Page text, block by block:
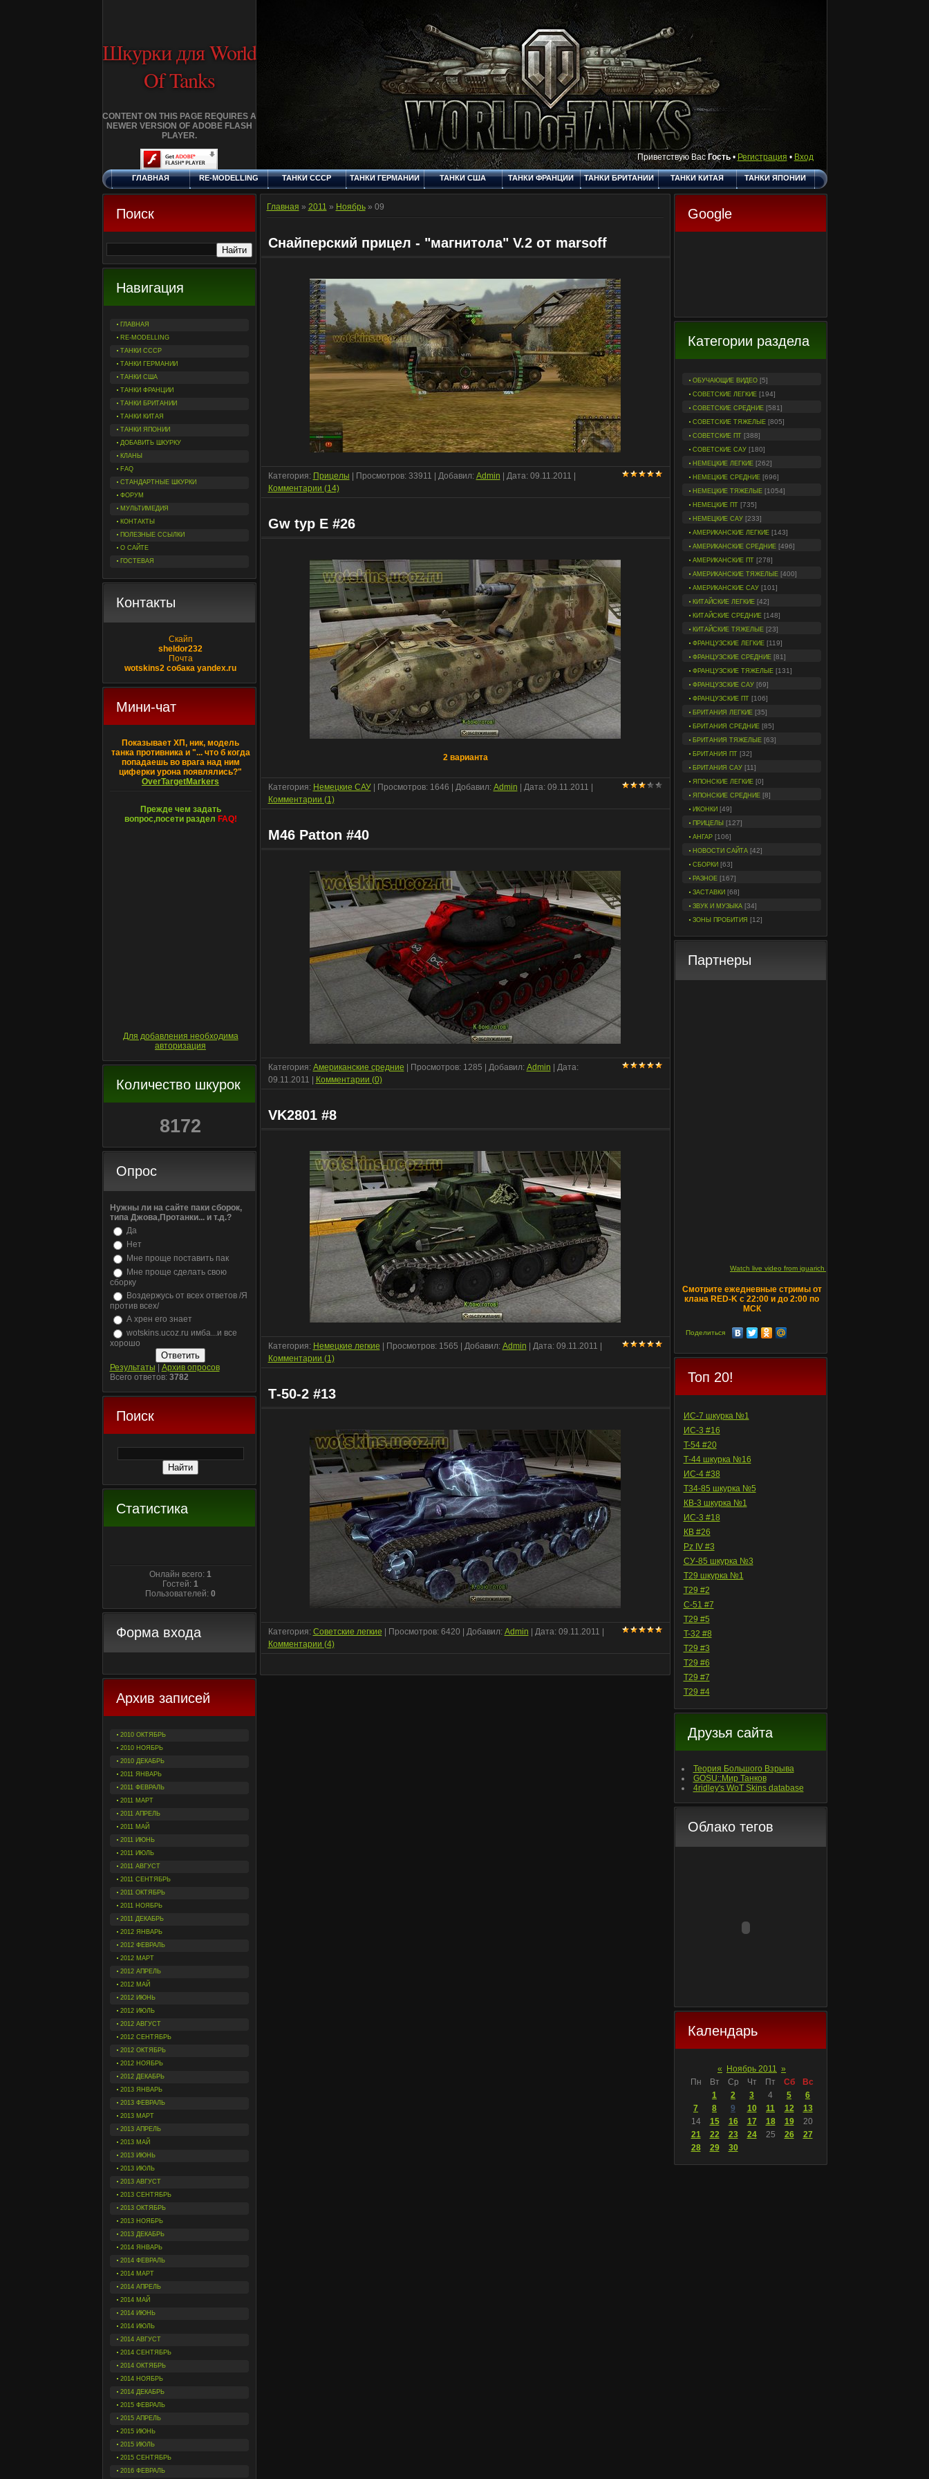
Шкурки для World
Of Tanks
CONTENT ON THIS PAGE REQUIRES A
NEWER VERSION OF ADOBE FLASH
PLAYER.
СУББОТА, 8.8.2026
Приветствую Вас Гость•Регистрация • Вход
ГЛАВНАЯ RE-MODELLING ТАНКИ СССР ТАНКИ ГЕРМАНИИ ТАНКИ США ТАНКИ ФРАНЦИИ ТАНКИ БРИТАНИИ ТАНКИ КИТАЯ ТАНКИ ЯПОНИИ
ДОБАВИТЬ
КЛАНЫ FAQ
СТАНДАРТНЫЕ
ШКУРКИ
ФОРУМ МУЛЬТИМЕДИЯ КОНТАКТЫ
ПОЛЕЗНЫЕ
О САЙТЕ
Поиск
Навигация
ГЛАВНАЯ
RE-MODELLING
ТАНКИ СССР
ТАНКИ ГЕРМАНИИ
ТАНКИ США
ТАНКИ ФРАНЦИИ
ТАНКИ БРИТАНИИ
ТАНКИ КИТАЯ
ТАНКИ ЯПОНИИ
ДОБАВИТЬ ШКУРКУ
КЛАНЫ
FAQ
СТАНДАРТНЫЕ ШКУРКИ
ФОРУМ
МУЛЬТИМЕДИЯ
КОНТАКТЫ
ПОЛЕЗНЫЕ ССЫЛКИ
О САЙТЕ
ГОСТЕВАЯ
Контакты
Скайп
sheldor232
Почта
wotskins2 собака yandex.ru
Мини-чат
Показывает ХП, ник, модель
танка противника и "... что б когда
попадаешь во врага над ним
циферки урона появлялись?"
OverTargetMarkers
Прежде чем задать
вопрос,посети раздел FAQ!
Для добавления необходима
авторизация
Количество шкурок
8172
Опрос
Нужны ли на сайте паки сборок,
типа Джова,Протанки... и т.д.?
Да
Нет
Мне проще поставить пак
Мне проще сделать свою
сборку
Воздержусь от всех ответов /Я
против всех/
А хрен его знает
wotskins.ucoz.ru имба...и все
хорошо
Результаты
Архив опросов
Всего ответов: 3782
Поиск
Статистика
Онлайн всего: 1
Гостей: 1
Пользователей: 0
Форма входа
Архив записей
2010 ОКТЯБРЬ
2010 НОЯБРЬ
2010 ДЕКАБРЬ
2011 ЯНВАРЬ
2011 ФЕВРАЛЬ
2011 МАРТ
2011 АПРЕЛЬ
2011 МАЙ
2011 ИЮНЬ
2011 ИЮЛЬ
2011 АВГУСТ
2011 СЕНТЯБРЬ
2011 ОКТЯБРЬ
2011 НОЯБРЬ
2011 ДЕКАБРЬ
2012 ЯНВАРЬ
2012 ФЕВРАЛЬ
2012 МАРТ
2012 АПРЕЛЬ
2012 МАЙ
2012 ИЮНЬ
2012 ИЮЛЬ
2012 АВГУСТ
2012 СЕНТЯБРЬ
2012 ОКТЯБРЬ
2012 НОЯБРЬ
2012 ДЕКАБРЬ
2013 ЯНВАРЬ
2013 ФЕВРАЛЬ
2013 МАРТ
2013 АПРЕЛЬ
2013 МАЙ
2013 ИЮНЬ
2013 ИЮЛЬ
2013 АВГУСТ
2013 СЕНТЯБРЬ
2013 ОКТЯБРЬ
2013 НОЯБРЬ
2013 ДЕКАБРЬ
2014 ЯНВАРЬ
2014 ФЕВРАЛЬ
2014 МАРТ
2014 АПРЕЛЬ
2014 МАЙ
2014 ИЮНЬ
2014 ИЮЛЬ
2014 АВГУСТ
2014 СЕНТЯБРЬ
2014 ОКТЯБРЬ
2014 НОЯБРЬ
2014 ДЕКАБРЬ
2015 ФЕВРАЛЬ
2015 АПРЕЛЬ
2015 ИЮНЬ
2015 ИЮЛЬ
2015 СЕНТЯБРЬ
2016 ФЕВРАЛЬ
Google
Категории раздела
ОБУЧАЮЩИЕ ВИДЕО [5]
СОВЕТСКИЕ ЛЕГКИЕ [194]
СОВЕТСКИЕ СРЕДНИЕ [581]
СОВЕТСКИЕ ТЯЖЕЛЫЕ [805]
СОВЕТСКИЕ ПТ [388]
СОВЕТСКИЕ САУ [180]
НЕМЕЦКИЕ ЛЕГКИЕ [262]
НЕМЕЦКИЕ СРЕДНИЕ [696]
НЕМЕЦКИЕ ТЯЖЕЛЫЕ [1054]
НЕМЕЦКИЕ ПТ [735]
НЕМЕЦКИЕ САУ [233]
АМЕРИКАНСКИЕ ЛЕГКИЕ [143]
АМЕРИКАНСКИЕ СРЕДНИЕ [496]
АМЕРИКАНСКИЕ ПТ [278]
АМЕРИКАНСКИЕ ТЯЖЕЛЫЕ [400]
АМЕРИКАНСКИЕ САУ [101]
КИТАЙСКИЕ ЛЕГКИЕ [42]
КИТАЙСКИЕ СРЕДНИЕ [148]
КИТАЙСКИЕ ТЯЖЕЛЫЕ [23]
ФРАНЦУЗСКИЕ ЛЕГКИЕ [119]
ФРАНЦУЗСКИЕ СРЕДНИЕ [81]
ФРАНЦУЗСКИЕ ТЯЖЕЛЫЕ [131]
ФРАНЦУЗСКИЕ САУ [69]
ФРАНЦУЗСКИЕ ПТ [106]
БРИТАНИЯ ЛЕГКИЕ [35]
БРИТАНИЯ СРЕДНИЕ [85]
БРИТАНИЯ ТЯЖЕЛЫЕ [63]
БРИТАНИЯ ПТ [32]
БРИТАНИЯ САУ [11]
ЯПОНСКИЕ ЛЕГКИЕ [0]
ЯПОНСКИЕ СРЕДНИЕ [8]
ИКОНКИ [49]
ПРИЦЕЛЫ [127]
АНГАР [106]
НОВОСТИ САЙТА [42]
СБОРКИ [63]
РАЗНОЕ [167]
ЗАСТАВКИ [68]
ЗВУК И МУЗЫКА [34]
ЗОНЫ ПРОБИТИЯ [12]
Партнеры
Watch live video from iguarich on ru.twitch.tv
Смотрите ежедневные стримы от
клана RED-K с 22:00 и до 2:00 по
МСК
Поделиться
Топ 20!
ИС-7 шкурка №1
ИС-3 #16
T-54 #20
Т-44 шкурка №16
ИС-4 #38
Т34-85 шкурка №5
КВ-3 шкурка №1
ИС-3 #18
КВ #26
Pz IV #3
СУ-85 шкурка №3
T29 шкурка №1
T29 #2
С-51 #7
T29 #5
T-32 #8
T29 #3
T29 #6
T29 #7
T29 #4
Друзья сайта
Теория Большого Взрыва
GOSU::Мир Танков
4ridley's WoT Skins database
Облако тегов
Календарь
« Ноябрь 2011 »
Пн
Вт Ср Чт Пт Сб
Вс
1
2 3 4 5
6
7
8 9 10 11 12
13
14
15 16 17 18 19
20
21
22 23 24 25 26
27
28
29 30
Главная » 2011 » Ноябрь » 09
Снайперский прицел - "магнитола" V.2 от marsoff
Категория: Прицелы | Просмотров: 33911 | Добавил: Admin | Дата: 09.11.2011
Комментарии (14)
Gw typ E #26
2 варианта
Категория: Немецкие САУ| Просмотров: 1646 | Добавил: Admin | Дата: 09.11.2011
Комментарии (1)
M46 Patton #40
Категория: Американские средние | Просмотров: 1285 | Добавил: Admin | Дата:
09.11.2011
Комментарии (0)
VK2801 #8
Категория: Немецкие легкие | Просмотров: 1565 | Добавил: Admin | Дата: 09.11.2011
Комментарии (1)
Т-50-2 #13
Категория: Советские легкие | Просмотров: 6420 | Добавил: Admin | Дата: 09.11.2011
Комментарии (4)